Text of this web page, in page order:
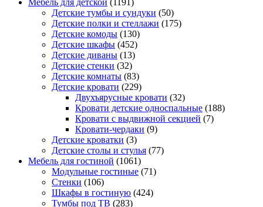
Детские тумбы и сундуки (50)
Детские полки и стеллажи (175)
Детские комоды (130)
Детские шкафы (452)
Детские диваны (13)
Детские стенки (32)
Детские комнаты (83)
Детские кровати (229)
Двухъярусные кровати (32)
Кровати детские односпальные (188)
Кровати с выдвижной секцией (7)
Кровати-чердаки (9)
Детские кроватки (3)
Детские столы и стулья (77)
Мебель для гостиной (1061)
Модульные гостиные (71)
Стенки (106)
Шкафы в гостиную (424)
Тумбы под ТВ (283)